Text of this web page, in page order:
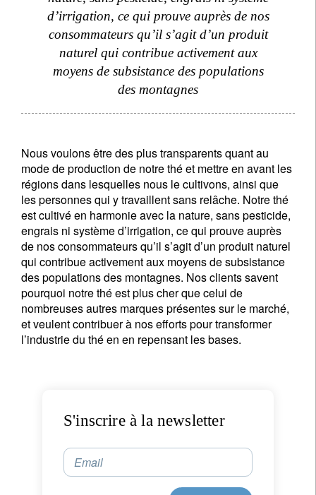
d’irrigation, ce qui prouve auprès de nos
consommateurs qu’il s’agit d’un produit
naturel qui contribue activement aux
moyens de subsistance des populations
des montagnes
Nous voulons être des plus transparents quant au
mode de production de notre thé et mettre en avant les
régions dans lesquelles nous le cultivons, ainsi que
les personnes qui y travaillent sans relâche. Notre thé
est cultivé en harmonie avec la nature, sans pesticide,
engrais ni système d’irrigation, ce qui prouve auprès
de nos consommateurs qu’il s’agit d’un produit naturel
qui contribue activement aux moyens de subsistance
des populations des montagnes. Nos clients savent
pourquoi notre thé est plus cher que celui de
nombreuses autres marques présentes sur le marché,
et veulent contribuer à nos efforts pour transformer
l’industrie du thé en en repensant les bases.
S'inscrire à la newsletter
Email